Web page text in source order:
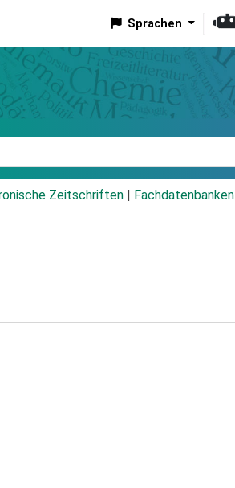
Sprachen
Zeitschriften Fachdatenbanken